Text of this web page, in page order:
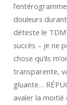
douleurs
déteste le
succès – je ne
chose qu’ils
transparente,
gluante…
avaler la moitié